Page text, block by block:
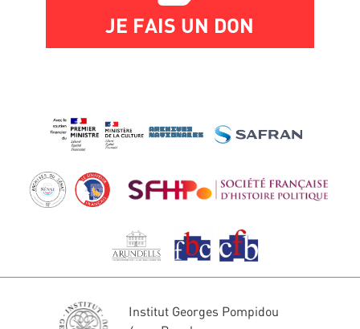
JE FAIS UN DON
Institut Georges Pompidou